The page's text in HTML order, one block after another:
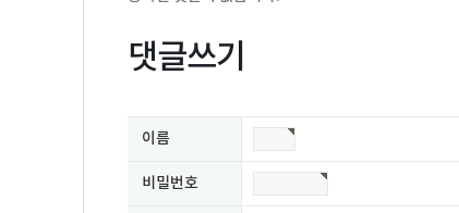
댓글쓰기
이름
비밀번호